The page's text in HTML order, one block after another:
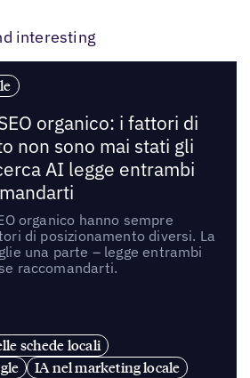
interesting
organico: i fattori di
non sono mai stati gli
AI legge entrambi
organico hanno sempre
di posizionamento diversi. La
una parte – legge entrambi
raccomandarti.
schede locali
IA nel marketing locale